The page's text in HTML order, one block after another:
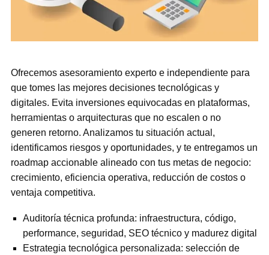
Ofrecemos asesoramiento experto e independiente para
que tomes las mejores decisiones tecnológicas y
digitales. Evita inversiones equivocadas en plataformas,
herramientas o arquitecturas que no escalen o no
generen retorno. Analizamos tu situación actual,
identificamos riesgos y oportunidades, y te entregamos un
roadmap accionable alineado con tus metas de negocio:
crecimiento, eficiencia operativa, reducción de costos o
ventaja competitiva.
Auditoría técnica profunda: infraestructura, código,
performance, seguridad, SEO técnico y madurez digital
Estrategia tecnológica personalizada: selección de